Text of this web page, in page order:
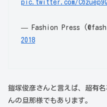
pic.twitter.com/
— Fashion Press
2018
鎧塚俊彦さんと言えば、超有
んの旦那様でもあります。